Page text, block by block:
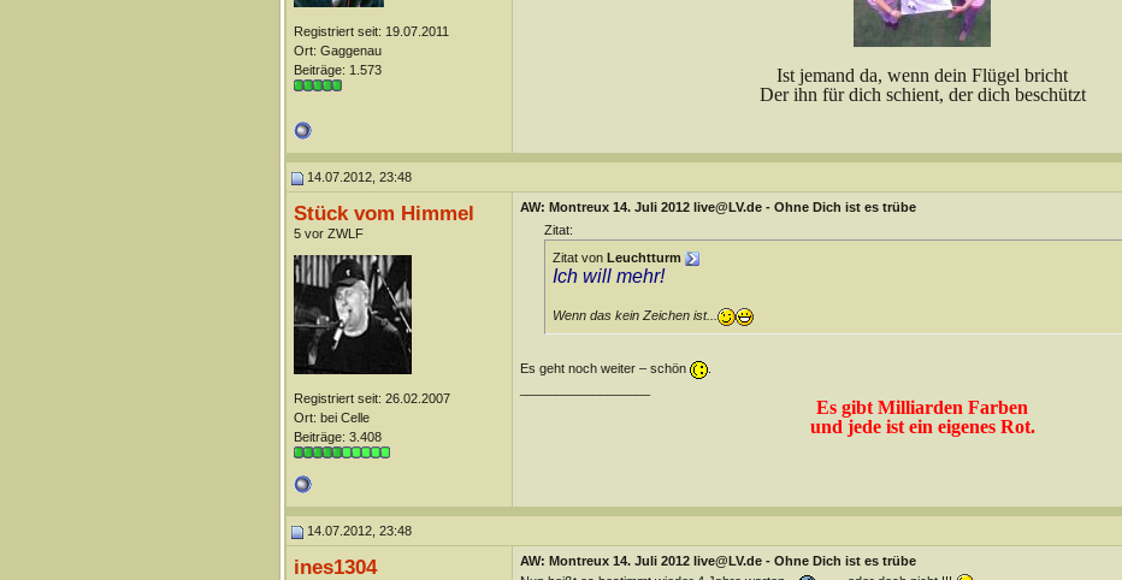
Registriert seit: 19.07.2011
Ort: Gaggenau
Beiträge: 1.573
Ist jemand da, wenn dein Flügel bricht
Der ihn für dich schient, der dich beschützt
14.07.2012, 23:48
Stück vom Himmel
5 vor ZWLF
Registriert seit: 26.02.2007
Ort: bei Celle
Beiträge: 3.408
AW: Montreux 14. Juli 2012 live@LV.de - Ohne Dich ist es trübe
Zitat:
Zitat von Leuchtturm
Ich will mehr!
Wenn das kein Zeichen ist...
Es geht noch weiter – schön
.
Es gibt Milliarden Farben
und jede ist ein eigenes Rot.
14.07.2012, 23:48
ines1304
AW: Montreux 14. Juli 2012 live@LV.de - Ohne Dich ist es trübe